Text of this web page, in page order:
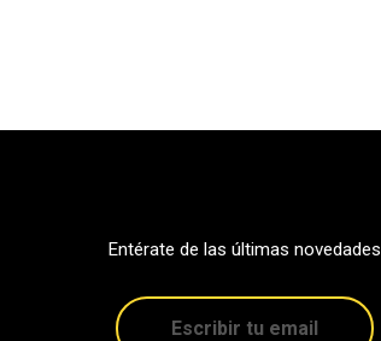
Entérate de las últimas novedades